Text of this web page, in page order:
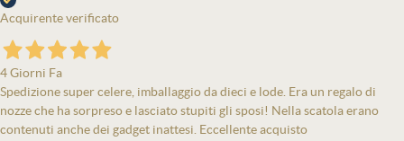
Acquirente verificato
4 Giorni Fa
Spedizione super celere, imballaggio da dieci e lode. Era un regalo di
nozze che ha sorpreso e lasciato stupiti gli sposi! Nella scatola erano
contenuti anche dei gadget inattesi. Eccellente acquisto